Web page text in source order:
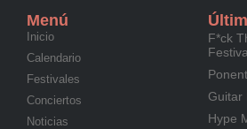
Menú
Inicio
Calendario
Festivales
Conciertos
Noticias
F*ck
Guitar
Hype